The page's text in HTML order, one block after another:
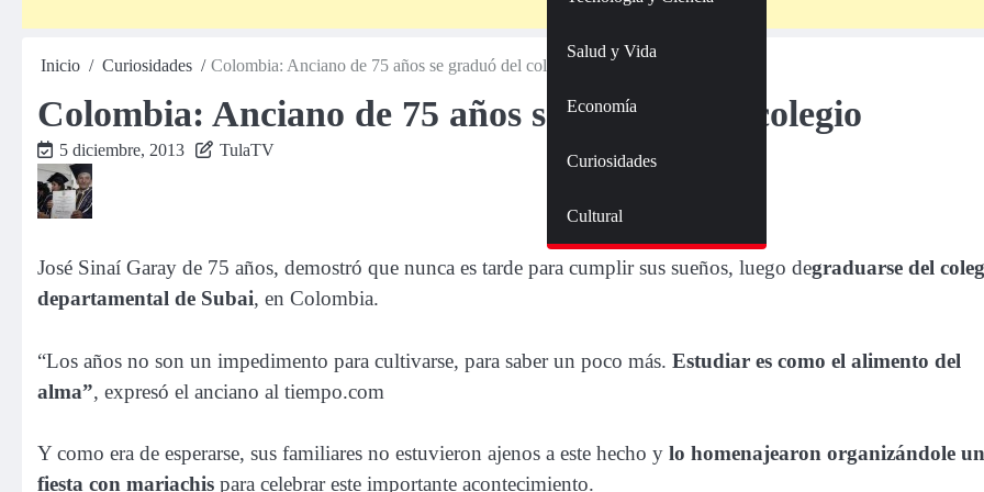
Salud y Vida
Economía
Curiosidades
Cultural
Inicio Curiosidades Colombia: Anciano de 75 años se graduó del colegio
Colombia: Anciano de 75 años se graduó del colegio
5 diciembre, 2013 TulaTV
José Sinaí Garay de 75 años, demostró que nunca es tarde para cumplir sus sueños, luego degraduarse del
departamental de Subai, en Colombia.
“Los años no son un impedimento para cultivarse, para saber un poco más. Estudiar es como el alimento del
alma”, expresó el anciano al tiempo.com
Y como era de esperarse, sus familiares no estuvieron ajenos a este hecho y lo homenajearon organizándole
fiesta con mariachis para celebrar este importante acontecimiento.